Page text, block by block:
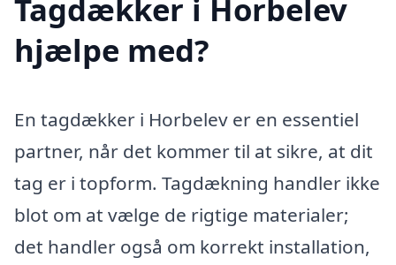
Tagdækker i Horbelev
hjælpe med?
En tagdækker i Horbelev er en essentiel
partner, når det kommer til at sikre, at dit
tag er i topform. Tagdækning handler ikke
blot om at vælge de rigtige materialer;
det handler også om korrekt installation,